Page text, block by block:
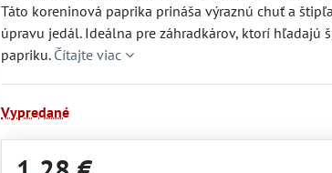
Táto koreninová paprika prináša výraznú chuť a
úpravu jedál. Ideálna pre záhradkárov, ktorí hľadajú
papriku. Čítajte viac
Vypredané